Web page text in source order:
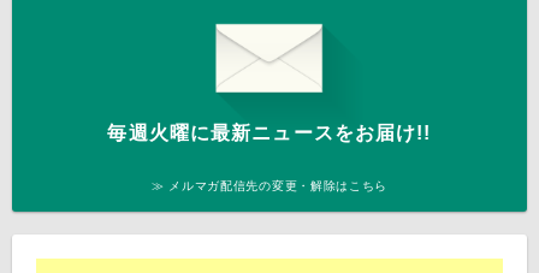
毎週火曜に最新ニュースをお届け!!
≫ メルマガ配信先の変更・解除はこちら